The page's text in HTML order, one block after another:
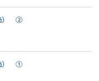
） ②
） ①